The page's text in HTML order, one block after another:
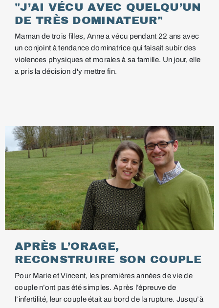
"J’AI VÉCU AVEC QUELQU’UN
DE TRÈS DOMINATEUR"
Maman de trois filles, Anne a vécu pendant 22 ans avec
un conjoint à tendance dominatrice qui faisait subir des
violences physiques et morales à sa famille. Un jour, elle
a pris la décision d'y mettre fin.
APRÈS L’ORAGE,
RECONSTRUIRE SON COUPLE
Pour Marie et Vincent, les premières années de vie de
couple n’ont pas été simples. Après l’épreuve de
l’infertilité, leur couple était au bord de la rupture. Jusqu’à